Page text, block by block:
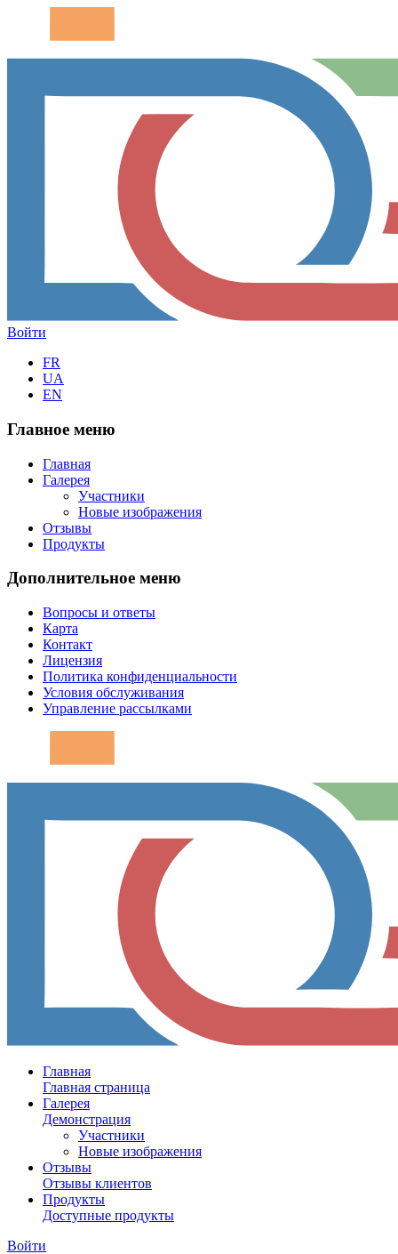
Войти
FR
UA
EN
Главное меню
Главная
Галерея
Участники
Новые изображения
Отзывы
Продукты
Дополнительное меню
Вопросы и ответы
Карта
Контакт
Лицензия
Политика конфиденциальности
Условия обслуживания
Управление рассылками
Главная
Главная страница
Галерея
Демонстрация
Участники
Новые изображения
Отзывы
Отзывы клиентов
Продукты
Доступные продукты
Войти